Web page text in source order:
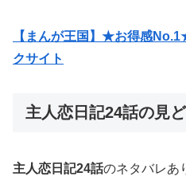
【まんが王国】★お得感
クサイト
主人恋日記24話の見
主人恋日記24話のネタバレあ